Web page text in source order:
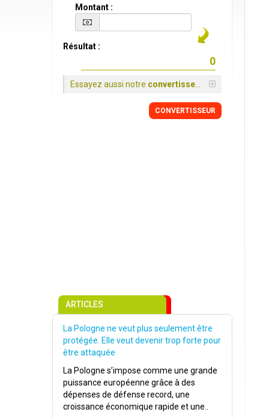
Montant :
Résultat :
Essayez aussi notre convertisseur
CONVERTISSEUR
ARTICLES
La Pologne ne veut plus seulement être
protégée. Elle veut devenir trop forte pour
être attaquée
La Pologne s’impose comme une grande
puissance européenne grâce à des
dépenses de défense record, une
croissance économique rapide et une..